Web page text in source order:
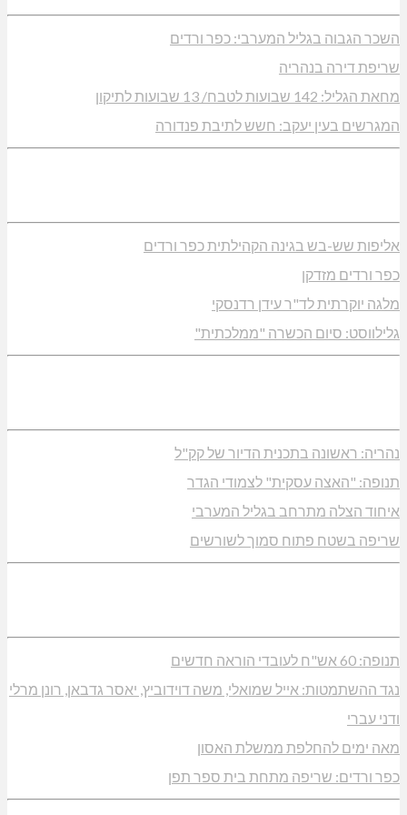
השכר הגבוה בגליל המערבי: כפר ורדים
שריפת דירה בנהריה
מחאת הגליל: 142 שבועות לטבח/ 13 שבועות לתיקון
המגרשים בעין יעקב: חשש לתיבת פנדורה
אליפות שש-בש בגינה הקהילתית כפר ורדים
כפר ורדים מזדקן
מלגה יוקרתית לד"ר עידן רדנסקי
גלילווסט: סיום הכשרה "ממלכתית"
נהריה: ראשונה בתכנית הדיור של קק"ל
תנופה: "האצה עסקית" לצמודי הגדר
איחוד הצלה מתרחב בגליל המערבי
שריפה בשטח פתוח סמוך לשורשים
תנופה: 60 אש"ח לעובדי הוראה חדשים
נגד ההשתמטות: אייל שמואלי, משה דוידוביץ, יאסר גדבאן, רונן מרלי
ודני עברי
מאה ימים להחלפת ממשלת האסון
כפר ורדים: שריפה מתחת בית ספר תפן